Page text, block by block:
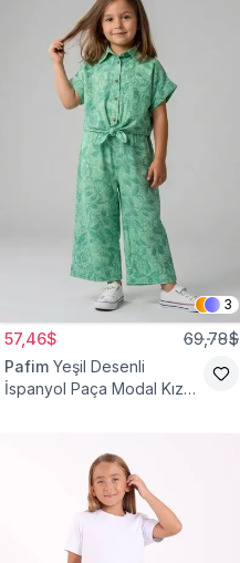
3
57,46$ 69,78$
Pafim Yeşil Desenli
İspanyol Paça Modal Kız